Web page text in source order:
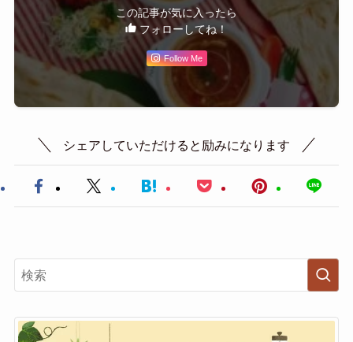
この記事が気に入ったら
フォローしてね！
Follow Me
シェアしていただけると励みになります